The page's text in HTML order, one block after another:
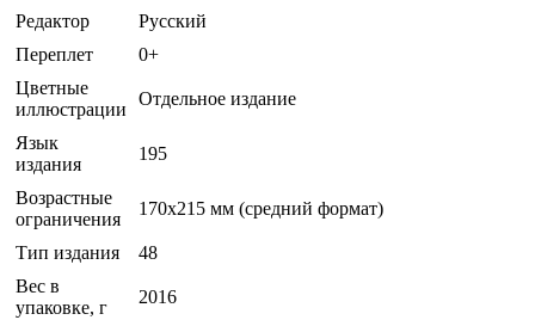
Редактор
Русский
Переплет
0+
Цветные
иллюстрации
Отдельное издание
Язык
издания
195
Возрастные
ограничения
170х215 мм (средний формат)
Тип издания
48
Вес в
упаковке, г
2016